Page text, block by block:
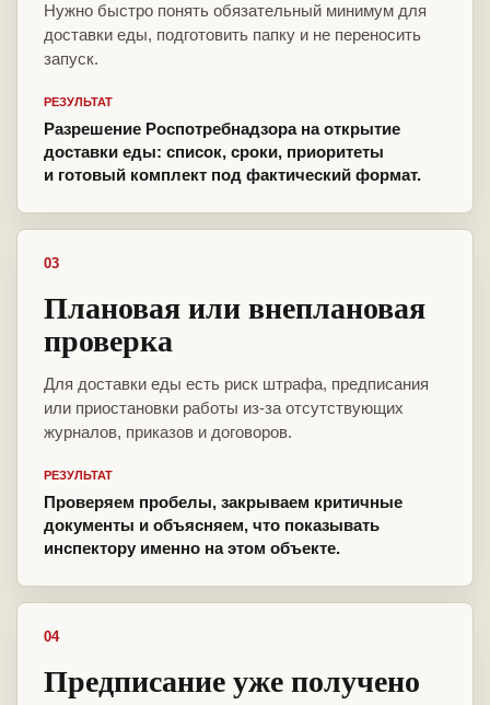
Нужно быстро понять обязательный минимум для
доставки еды, подготовить папку и не переносить
запуск.
РЕЗУЛЬТАТ
Разрешение Роспотребнадзора на открытие
доставки еды: список, сроки, приоритеты
и готовый комплект под фактический формат.
03
Плановая или внеплановая
проверка
Для доставки еды есть риск штрафа, предписания
или приостановки работы из-за отсутствующих
журналов, приказов и договоров.
РЕЗУЛЬТАТ
Проверяем пробелы, закрываем критичные
документы и объясняем, что показывать
инспектору именно на этом объекте.
04
Предписание уже получено